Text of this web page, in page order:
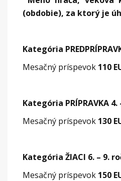
(obdobie), za ktorý je
Kategória
Mesačný príspevok 110
Kategória PRÍPRAVKA
Mesačný príspevok 130
Kategória ŽIACI 6. – 9.
Mesačný príspevok 150